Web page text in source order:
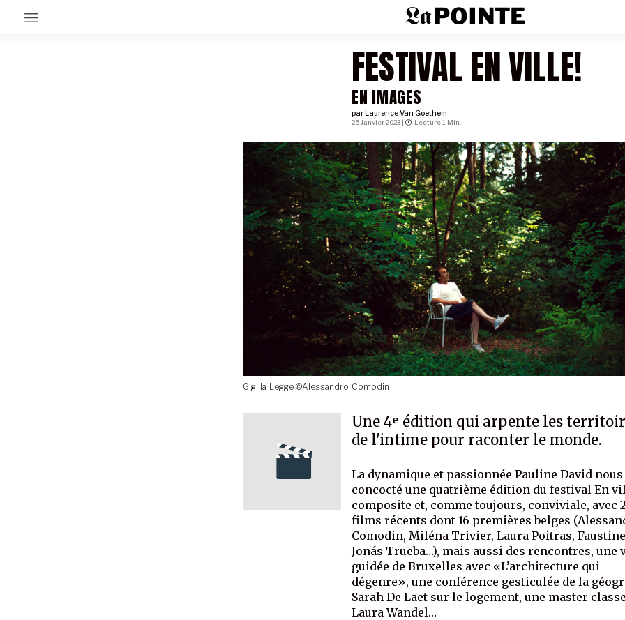
Gigi la Legge ©Alessandro Comodin.
FESTIVAL EN VILLE!
EN IMAGES
par Laurence Van Goethem
Une 4ᵉ édition qui arpente les
de l'intime pour raconter le monde.
25 Janvier 2023 | Lecture 1 Min.
La dynamique et passionnée Pauline David nous
concocté une quatrième édition du festival En
composite et, comme toujours, conviviale, avec
films récents dont 16 premières belges
Comodin, Miléna Trivier, Laura Poitras,
Jonás Trueba…), mais aussi des rencontres, une
guidée de Bruxelles avec «L’architecture qui
dégenre», une conférence gesticulée de la
Sarah De Laet sur le logement, une master
Laura Wandel…